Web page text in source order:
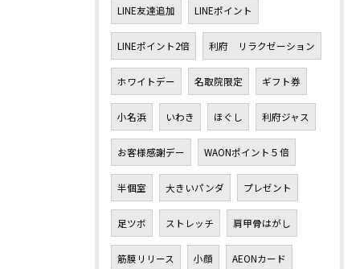
LINE友達追加 LINEポイント
LINEポイント2倍 利府 リラクゼーション
ホワイトデー 名取院限定 ギフト券
小名浜 いわき ほぐし 利府ジャス
お客様感謝デー WAONポイント５倍
半個室 大きいパンダ プレゼント
足ツボ ストレッチ 肩甲骨はがし
筋膜リリース 小顔 AEONカード